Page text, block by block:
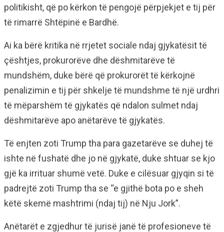
politikisht, që po kërkon të pengojë përpjekjet e tij për
të rimarrë Shtëpinë e Bardhë.
Ai ka bërë kritika në rrjetet sociale ndaj gjykatësit të
çështjes, prokurorëve dhe dëshmitarëve të
mundshëm, duke bërë që prokurorët të kërkojnë
penalizimin e tij për shkelje të mundshme të një urdhri
të mëparshëm të gjykatës që ndalon sulmet ndaj
dëshmitarëve apo anëtarëve të gjykatës.
Të enjten zoti Trump tha para gazetarëve se duhej të
ishte në fushatë dhe jo në gjykatë, duke shtuar se kjo
gjë ka irrituar shumë vetë. Duke e cilësuar gjyqin si të
padrejtë zoti Trump tha se “e gjithë bota po e sheh
këtë skemë mashtrimi (ndaj tij) në Nju Jork”.
Anëtarët e zgjedhur të jurisë janë të profesioneve të